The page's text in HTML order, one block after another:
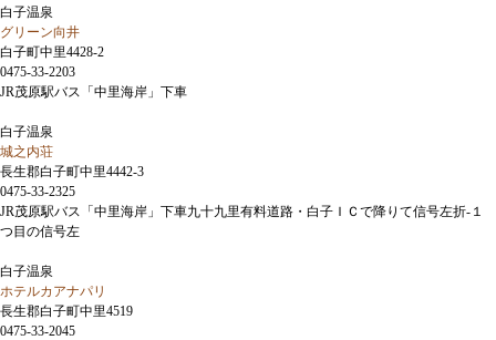
白子温泉
グリーン向井
白子町中里4428-2
0475-33-2203
JR茂原駅バス「中里海岸」下車
白子温泉
城之内荘
長生郡白子町中里4442-3
0475-33-2325
JR茂原駅バス「中里海岸」下車九十九里有料道路・白子ＩＣで降りて信号左折-１
つ目の信号左
白子温泉
ホテルカアナパリ
長生郡白子町中里4519
0475-33-2045